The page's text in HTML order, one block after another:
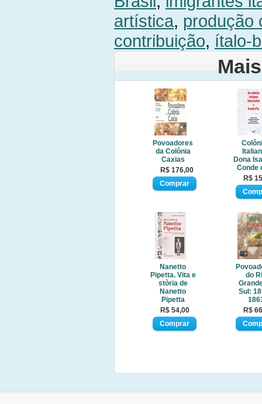
artística, produção
contribuição, ítalo-
Povoadores
da Colônia
Caxias
R$ 176,00
Dona
Conde
R$
Nanetto
Pipetta. Vita e
stòria de
Nanetto
Pipetta
R$ 54,00
do
Sul:
R$